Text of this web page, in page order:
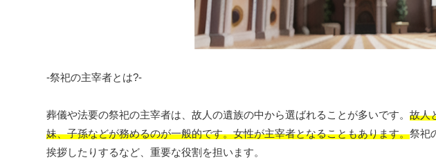
-祭祀の主宰者とは?-
葬儀や法要の祭祀の主宰者は、故人の遺族の中から選ばれることが多いです。 故人
妹、子孫などが務めるのが一般的です。女性が主宰者となることもあります。祭祀
挨拶したりするなど、重要な役割を担います。